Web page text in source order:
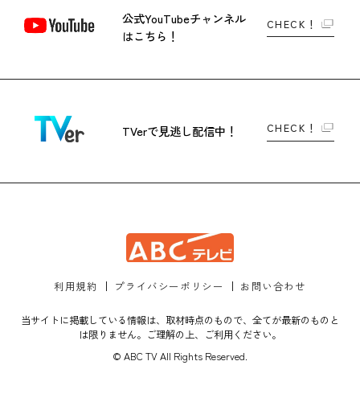
公式YouTubeチャンネル
はこちら！
CHECK！
TVerで見逃し配信中！ CHECK！
利用規約 プライバシーポリシー お問い合わせ
当サイトに掲載している情報は、取材時点のもので、全てが最新のものと
は限りません。ご理解の上、ご利用ください。
© ABC TV All Rights Reserved.